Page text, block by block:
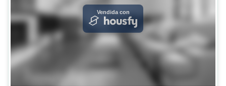
Vendida con